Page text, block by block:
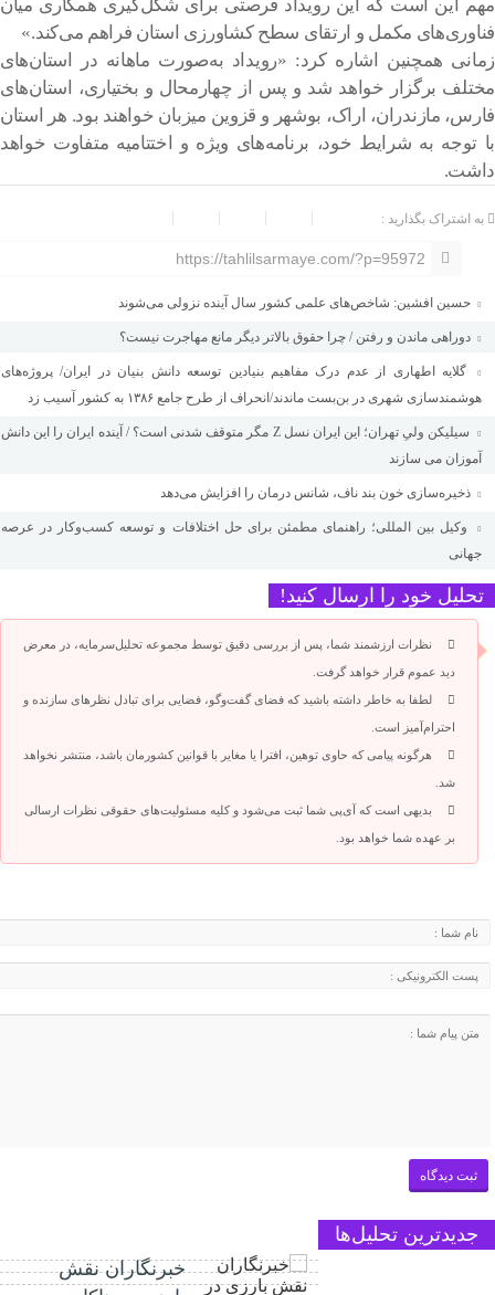
مهم این است که این رویداد فرصتی برای شکل‌گیری همکاری میان
فناوری‌های مکمل و ارتقای سطح کشاورزی استان فراهم می‌کند.»
زمانی همچنین اشاره کرد: «رویداد به‌صورت ماهانه در استان‌های
مختلف برگزار خواهد شد و پس از چهارمحال و بختیاری، استان‌های
فارس، مازندران، اراک، بوشهر و قزوین میزبان خواهند بود. هر استان
با توجه به شرایط خود، برنامه‌های ویژه و اختتامیه متفاوت خواهد
داشت.
به اشتراک بگذارید :
https://tahlilsarmaye.com/?p=95972
حسین افشین: شاخص‌های علمی کشور سال آینده نزولی می‌شوند
دوراهی ماندن و رفتن / چرا حقوق بالاتر دیگر مانع مهاجرت نیست؟
گلایه اطهاری از عدم درک مفاهیم بنیادین توسعه دانش بنیان در ایران/ پروژه‌های
هوشمندسازی شهری در بن‌بست ماندند/انحراف از طرح جامع ۱۳۸۶ به کشور آسیب زد
سیلیکن ولیِ تهران؛ این ایران نسل Z مگر متوقف شدنی است؟ / آینده ایران را این دانش
آموزان می سازند
ذخیره‌سازی خون بند ناف، شانس درمان را افزایش می‌دهد
وکیل بین المللی؛ راهنمای مطمئن برای حل اختلافات و توسعه کسب‌وکار در عرصه
جهانی
تحلیل خود را ارسال کنید!
نظرات ارزشمند شما، پس از بررسی دقیق توسط مجموعه تحلیل‌سرمایه، در معرض
دید عموم قرار خواهد گرفت.
لطفا به خاطر داشته باشید که فضای گفت‌وگو، فضایی برای تبادل نظرهای سازنده و
احترام‌آمیز است.
هرگونه پیامی که حاوی توهین، افترا یا مغایر با قوانین کشورمان باشد، منتشر نخواهد
شد.
بدیهی است که آی‌پی شما ثبت می‌شود و کلیه مسئولیت‌های حقوقی نظرات ارسالی
بر عهده شما خواهد بود.
جدیدترین تحلیل‌ها
خبرنگاران نقش